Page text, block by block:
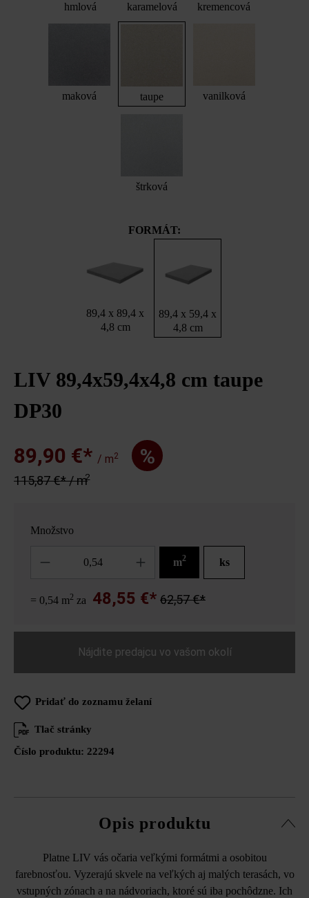
hmlová karamelová kremencová
maková taupe vanilková
štrková
FORMÁT:
89,4 x 89,4 x
4,8 cm
89,4 x 59,4 x
4,8 cm
LIV 89,4x59,4x4,8 cm taupe
DP30
89,90 €* / m2 %
115,87 €* / m2
Množstvo
m2 ks
= 0,54 m2 za 48,55 €* 62,57 €*
Nájdite predajcu vo vašom okolí
Pridať do zoznamu želaní
Tlač stránky
Číslo produktu: 22294
Opis produktu
Platne LIV vás očaria veľkými formátmi a osobitou
farebnosťou. Vyzerajú skvele na veľkých aj malých terasách, vo
vstupných zónach a na nádvoriach, ktoré sú iba pochôdzne. Ich